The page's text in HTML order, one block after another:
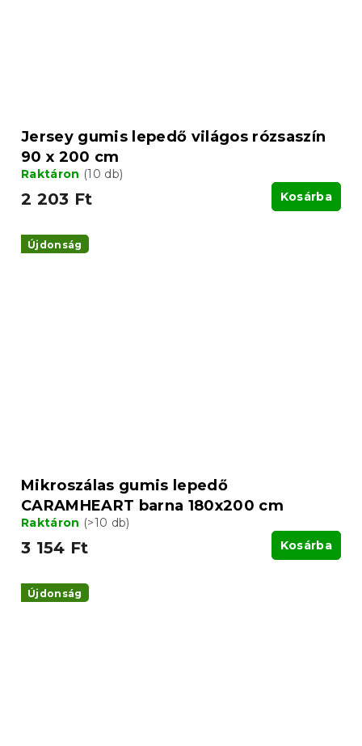
Jersey gumis lepedő világos rózsaszín
90 x 200 cm
Raktáron (10 db)
2 203 Ft Kosárba
Újdonság
Mikroszálas gumis lepedő
CARAMHEART barna 180x200 cm
Raktáron (>10 db)
3 154 Ft Kosárba
Újdonság